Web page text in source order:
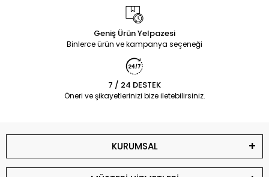
Geniş Ürün Yelpazesi
Binlerce ürün ve kampanya seçeneği
7 / 24 DESTEK
Öneri ve şikayetlerinizi bize iletebilirsiniz.
KURUMSAL